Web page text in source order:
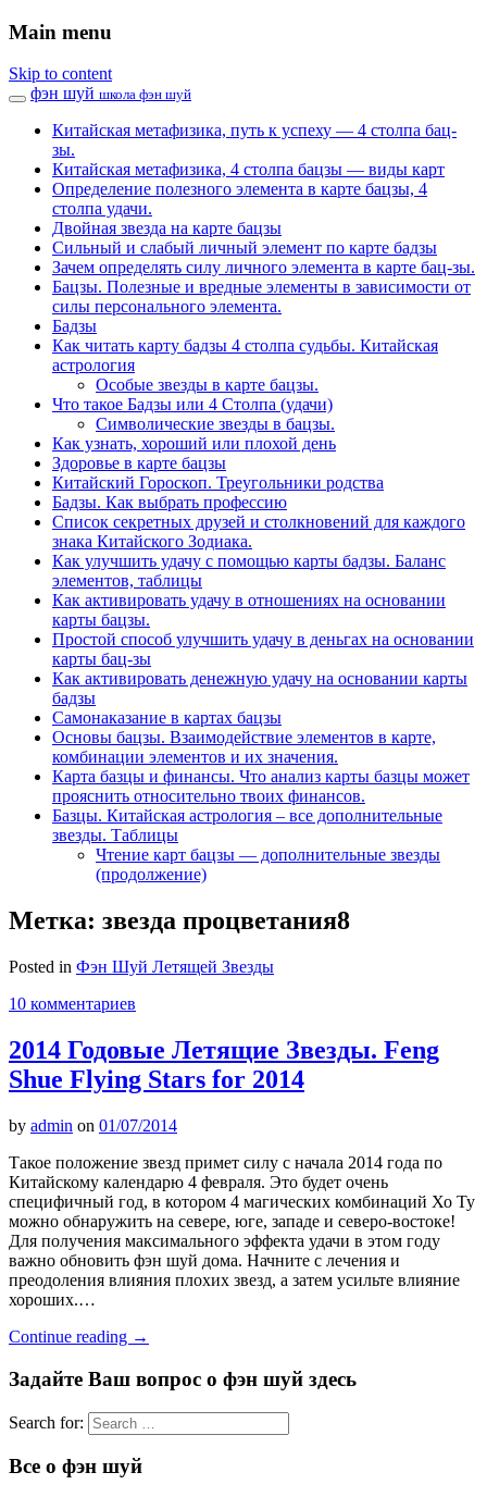
Main menu
Skip to content
фэн шуй школа фэн шуй
Китайская метафизика, путь к успеху — 4 столпа бац-
зы.
Китайская метафизика, 4 столпа бацзы — виды карт
Определение полезного элемента в карте бацзы, 4
столпа удачи.
Двойная звезда на карте бацзы
Сильный и слабый личный элемент по карте бадзы
Зачем определять силу личного элемента в карте бац-зы.
Бацзы. Полезные и вредные элементы в зависимости от
силы персонального элемента.
Бадзы
Как читать карту бадзы 4 столпа судьбы. Китайская
астрология
Особые звезды в карте бацзы.
Что такое Бадзы или 4 Столпа (удачи)
Символические звезды в бацзы.
Как узнать, хороший или плохой день
Здоровье в карте бацзы
Китайский Гороскоп. Треугольники родства
Бадзы. Как выбрать профессию
Список секретных друзей и cтолкновений для каждого
знака Китайского Зодиака.
Как улучшить удачу с помощью карты бадзы. Баланс
элементов, таблицы
Как активировать удачу в отношениях на основании
карты бацзы.
Простой способ улучшить удачу в деньгах на основании
карты бац-зы
Как активировать денежную удачу на основании карты
бадзы
Самонаказание в картах бацзы
Основы бацзы. Взаимодействие элементов в карте,
комбинации элементов и их значения.
Карта базцы и финансы. Что анализ карты базцы может
прояснить относительно твоих финансов.
Базцы. Китайская астрология – все дополнительные
звезды. Таблицы
Чтение карт бацзы — дополнительные звезды
(продолжение)
Метка: звезда процветания8
Posted in Фэн Шуй Летящей Звезды
10 комментариев
2014 Годовые Летящие Звезды. Feng
Shue Flying Stars for 2014
by admin on 01/07/2014
Такое положение звезд примет силу с начала 2014 года по
Китайскому календарю 4 февраля. Это будет очень
специфичный год, в котором 4 магических комбинаций Хо Ту
можно обнаружить на севере, юге, западе и северо-востоке!
Для получения максимального эффекта удачи в этом году
важно обновить фэн шуй дома. Начните с лечения и
преодоления влияния плохих звезд, а затем усильте влияние
хороших.…
Continue reading →
Задайте Ваш вопрос о фэн шуй здесь
Search for:
Все о фэн шуй